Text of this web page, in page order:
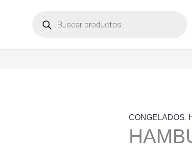
productos
CONGELADOS,